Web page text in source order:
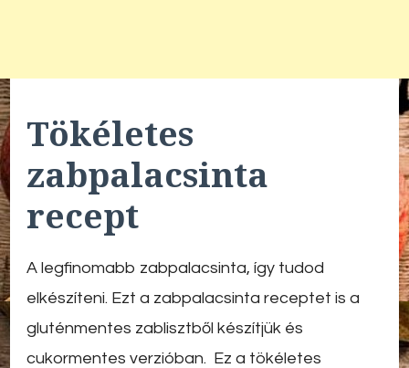
Tökéletes
zabpalacsinta
recept
A legfinomabb zabpalacsinta, így tudod
elkészíteni. Ezt a zabpalacsinta receptet is a
gluténmentes zablisztből készítjük és
cukormentes verzióban. Ez a tökéletes